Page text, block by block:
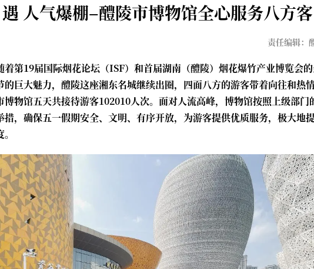
人气爆棚–醴陵市博物馆全心服务八方客
责任编辑：
着第19届国际烟花论坛（ISF）和首届湖南（醴陵）烟花爆竹产业博览会
的巨大魅力，醴陵这座湘东名城继续出圈，四面八方的游客带着向往和热
博物馆五天共接待游客102010人次。面对人流高峰，博物馆按照上级部门
措，确保五一假期安全、文明、有序开放，为游客提供优质服务，极大地